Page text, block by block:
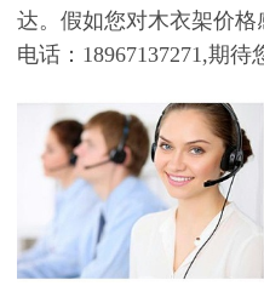
达。假如您对木衣架价格
电话： 18967137271,期待